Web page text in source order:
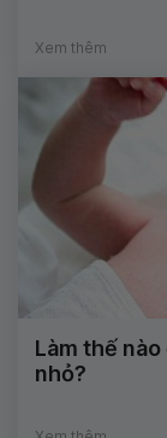
Xem thêm
Làm thế
nhỏ?